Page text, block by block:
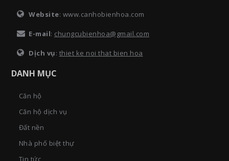
Website: www.canhobienhoa.com
E-mail: chungcubienhoa@gmail.com
Dịch vụ: thiet ke noi that bien hoa
DANH MỤC
Căn hộ
Căn hộ dịch vụ
Đất nền
Nhà phố biệt thự
Tin tức